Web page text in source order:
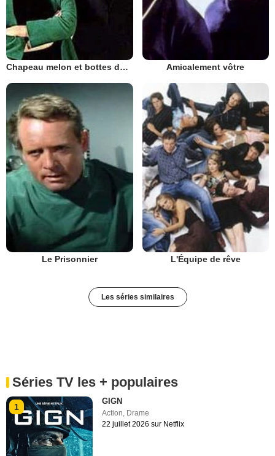
Chapeau melon et bottes de cuir - 1961 Amicalement vôtre
Le Prisonnier L'Équipe de rêve
Les séries similaires
Séries TV les + populaires
1
GIGN
Action Drame
22 juillet 2026 sur Netflix